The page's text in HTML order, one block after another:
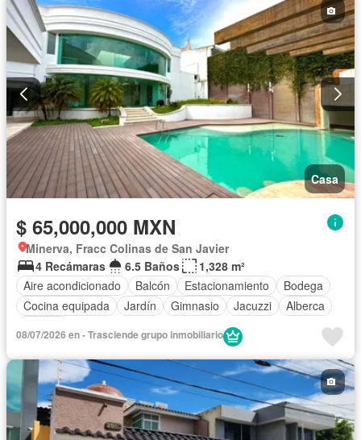
Casa
$ 65,000,000 MXN
Minerva, Fracc Colinas de San Javier
4 Recámaras
6.5 Baños
1,328 m²
Aire acondicionado
Balcón Estacionamiento
Bodega
Cocina equipada
Jardín Gimnasio Jacuzzi
Alberca
08/07/2026 en - Trasciende grupo inmobiliario